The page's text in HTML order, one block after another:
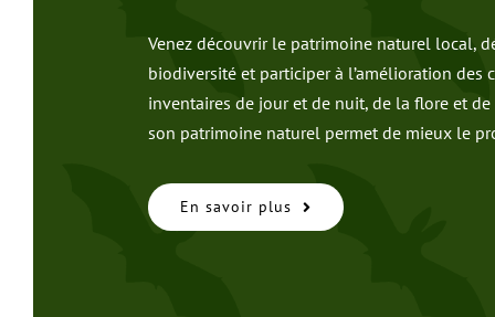
Venez découvrir le patrimoine naturel local,
biodiversité et participer à l’amélioration des
inventaires de jour et de nuit, de la flore et
son patrimoine naturel permet de mieux le
En savoir plus